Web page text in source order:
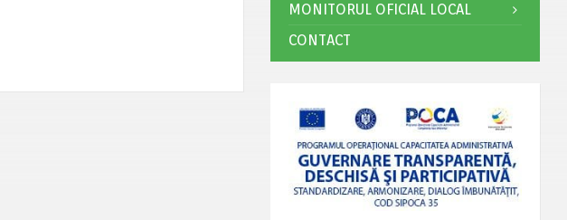
MONITORUL OFICIAL LOCAL
CONTACT